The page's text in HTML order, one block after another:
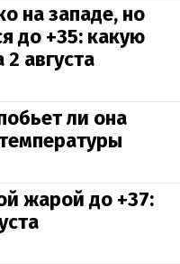
на западе, но
до +35: какую
августа
ли она
жарой до +37: